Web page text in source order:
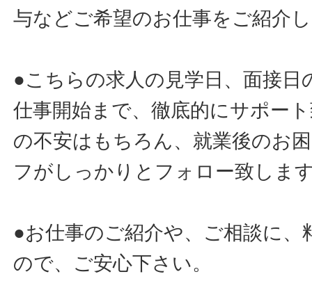
与などご希望のお仕事をご紹介
●こちらの求人の見学日、面接日
仕事開始まで、徹底的にサポー
の不安はもちろん、就業後のお
フがしっかりとフォロー致しま
●お仕事のご紹介や、ご相談に
ので、ご安心下さい。